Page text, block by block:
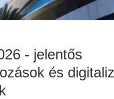
- jelentős
és